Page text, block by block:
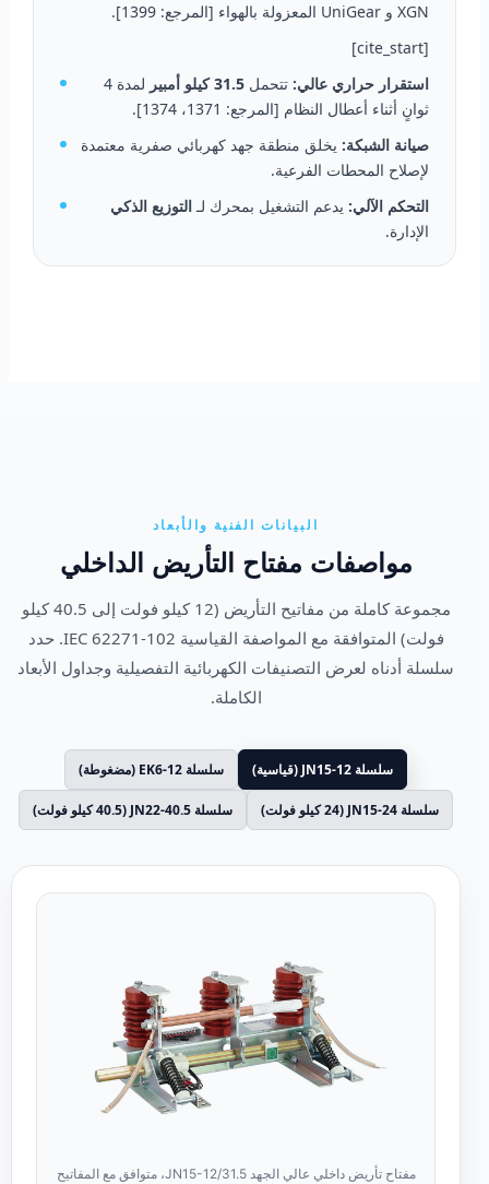
XGN و UniGear المعزولة بالهواء [المرجع: 1399].
[cite_start]
استقرار حراري عالي: تتحمل31.5 كيلو أمبير
لمدة 4
ثوانٍ أثناء أعطال النظام [المرجع: 1371، 1374].
صيانة الشبكة: يخلق منطقة جهد كهربائي صفرية معتمدة
لإصلاح المحطات الفرعية.
التحكم الآلي: يدعم التشغيل بمحرك لـالتوزيع الذكي
الإدارة.
البيانات الفنية والأبعاد
مواصفات مفتاح التأريض الداخلي
مجموعة كاملة من مفاتيح التأريض (12 كيلو فولت إلى 40.5 كيلو
فولت) المتوافقة مع المواصفة القياسية IEC 62271-102. حدد
سلسلة أدناه لعرض التصنيفات الكهربائية التفصيلية وجداول الأبعاد
الكاملة.
سلسلة JN15-12 (قياسية) سلسلة EK6-12 (مضغوطة)
سلسلة JN15-24 (24 كيلو فولت) سلسلة JN22-40.5 (40.5 كيلو فولت)
مفتاح تأريض داخلي عالي الجهد JN15-12/31.5، متوافق مع المفاتيح